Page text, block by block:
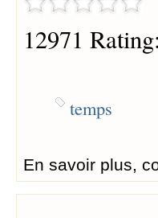
12971 Rating:
temps
En savoir plus,